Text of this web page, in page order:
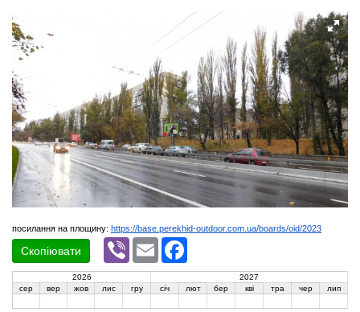
посилання на площину: https://base.perekhid-outdoor.com.ua/boards/oid/2023
Скопіювати
Viber Email
2026
2027
сер
вер жов лис гру січ лют бер кві тра чер лип